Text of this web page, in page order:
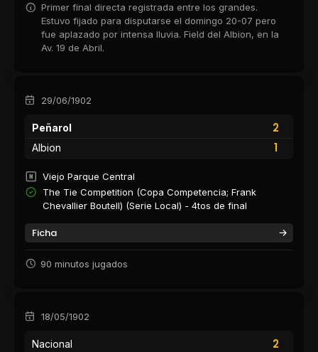
Primer final directa registrada entre los grandes.
Estuvo fijado para disputarse el domingo 20-07 pero
fue aplazado por intensa lluvia. Field del Albion, en la
Av. 19 de Abril.
29/06/1902
Peñarol
2
1
Albion
Viejo Parque Central
The Tie Competition (Copa Competencia; Frank
Chevallier Boutell) (Serie Local) - 4tos de final
Ficha
90 minutos jugados
18/05/1902
Nacional
2